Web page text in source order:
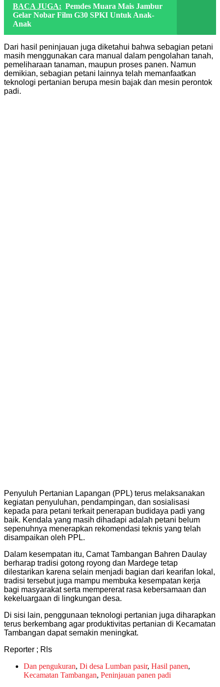
BACA JUGA: Pemdes Muara Mais Jambur
Gelar Nobar Film G30 SPKI Untuk Anak-
Anak
Dari hasil peninjauan juga diketahui bahwa sebagian petani
masih menggunakan cara manual dalam pengolahan tanah,
pemeliharaan tanaman, maupun proses panen. Namun
demikian, sebagian petani lainnya telah memanfaatkan
teknologi pertanian berupa mesin bajak dan mesin perontok
padi.
Penyuluh Pertanian Lapangan (PPL) terus melaksanakan
kegiatan penyuluhan, pendampingan, dan sosialisasi
kepada para petani terkait penerapan budidaya padi yang
baik. Kendala yang masih dihadapi adalah petani belum
sepenuhnya menerapkan rekomendasi teknis yang telah
disampaikan oleh PPL.
Dalam kesempatan itu, Camat Tambangan Bahren Daulay
berharap tradisi gotong royong dan Mardege tetap
dilestarikan karena selain menjadi bagian dari kearifan lokal,
tradisi tersebut juga mampu membuka kesempatan kerja
bagi masyarakat serta mempererat rasa kebersamaan dan
kekeluargaan di lingkungan desa.
Di sisi lain, penggunaan teknologi pertanian juga diharapkan
terus berkembang agar produktivitas pertanian di Kecamatan
Tambangan dapat semakin meningkat.
Reporter ; Rls
Dan pengukuran, Di desa Lumban pasir, Hasil panen,
Kecamatan Tambangan, Peninjauan panen padi